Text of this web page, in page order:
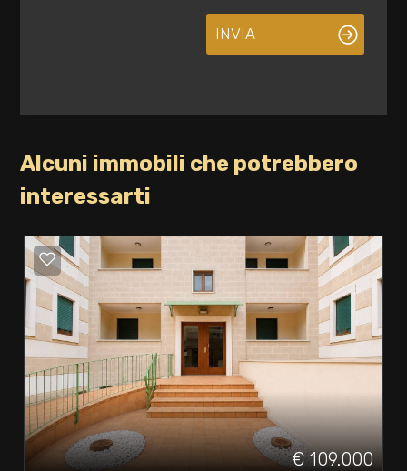
INVIA
Alcuni immobili che potrebbero
interessarti
€ 109.000